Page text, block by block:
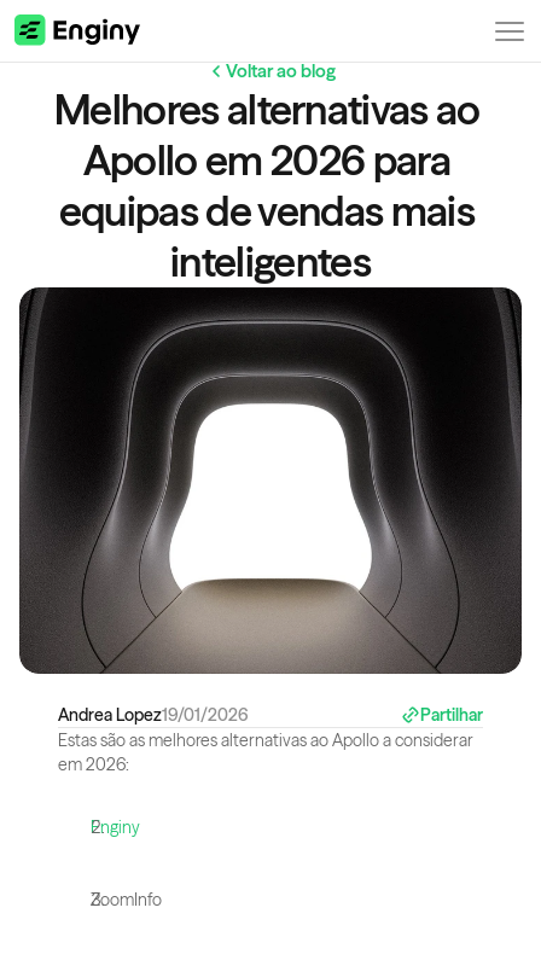
Voltar ao blog
Melhores alternativas ao
Apollo em 2026 para
equipas de vendas mais
inteligentes
Andrea Lopez19/01/2026
Partilhar
Estas são as melhores alternativas ao Apollo a considerar
em 2026:
Enginy
ZoomInfo